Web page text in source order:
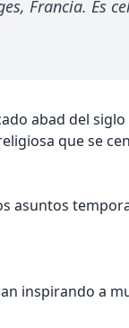
Francia. Es
abad del
que se
asuntos
inspirando a